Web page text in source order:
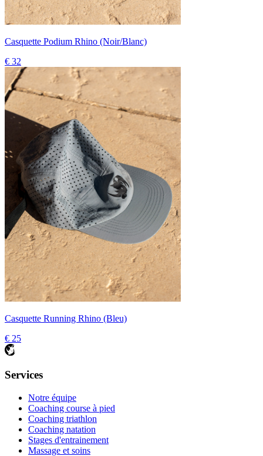
Casquette Podium Rhino (Noir/Blanc)
€ 32
Casquette Running Rhino (Bleu)
€ 25
Services
Notre équipe
Coaching course à pied
Coaching triathlon
Coaching natation
Stages d'entrainement
Massage et soins